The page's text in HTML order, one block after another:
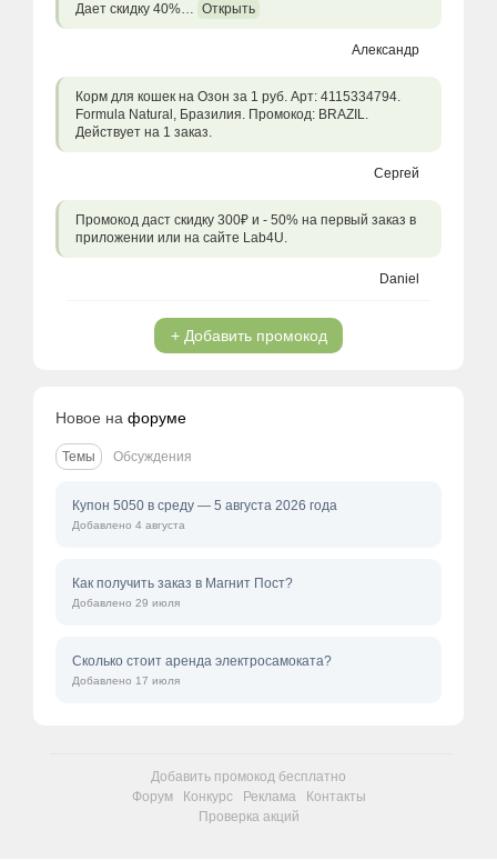
Дает скидку 40%… Открыть
Александр
Корм для кошек на Озон за 1 руб. Арт: 4115334794.
Formula Natural, Бразилия. Промокод: BRAZIL.
Действует на 1 заказ.
Сергей
Промокод даст скидку 300₽ и - 50% на первый заказ в
приложении или на сайте Lab4U.
Daniel
+ Добавить промокод
Новое на форуме
Темы Обсуждения
Купон 5050 в среду — 5 августа 2026 года
Добавлено 4 августа
Как получить заказ в Магнит Пост?
Добавлено 29 июля
Сколько стоит аренда электросамоката?
Добавлено 17 июля
Добавить промокод бесплатно
Форум
Конкурс Реклама
Контакты
Проверка акций